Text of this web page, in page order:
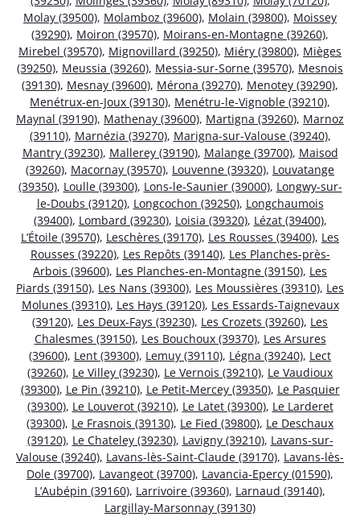
Molay (39500), Molamboz (39600), Molain (39800), Moissey
(39290), Moiron (39570), Moirans-en-Montagne (39260),
Mirebel (39570), Mignovillard (39250), Miéry (39800), Mièges
(39250), Meussia (39260), Messia-sur-Sorne (39570), Mesnois
(39130), Mesnay (39600), Mérona (39270), Menotey (39290),
Menétrux-en-Joux (39130), Menétru-le-Vignoble (39210),
Maynal (39190), Mathenay (39600), Martigna (39260), Marnoz
(39110), Marnézia (39270), Marigna-sur-Valouse (39240),
Mantry (39230), Mallerey (39190), Malange (39700), Maisod
(39260), Macornay (39570), Louvenne (39320), Louvatange
(39350), Loulle (39300), Lons-le-Saunier (39000), Longwy-sur-
le-Doubs (39120), Longcochon (39250), Longchaumois
(39400), Lombard (39230), Loisia (39320), Lézat (39400),
L’Étoile (39570), Leschères (39170), Les Rousses (39400), Les
Rousses (39220), Les Repôts (39140), Les Planches-près-
Arbois (39600), Les Planches-en-Montagne (39150), Les
Piards (39150), Les Nans (39300), Les Moussières (39310), Les
Molunes (39310), Les Hays (39120), Les Essards-Taignevaux
(39120), Les Deux-Fays (39230), Les Crozets (39260), Les
Chalesmes (39150), Les Bouchoux (39370), Les Arsures
(39600), Lent (39300), Lemuy (39110), Légna (39240), Lect
(39260), Le Villey (39230), Le Vernois (39210), Le Vaudioux
(39300), Le Pin (39210), Le Petit-Mercey (39350), Le Pasquier
(39300), Le Louverot (39210), Le Latet (39300), Le Larderet
(39300), Le Frasnois (39130), Le Fied (39800), Le Deschaux
(39120), Le Chateley (39230), Lavigny (39210), Lavans-sur-
Valouse (39240), Lavans-lès-Saint-Claude (39170), Lavans-lès-
Dole (39700), Lavangeot (39700), Lavancia-Epercy (01590),
L’Aubépin (39160), Larrivoire (39360), Larnaud (39140),
Largillay-Marsonnay (39130)